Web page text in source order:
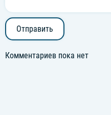
Отправить
Комментариев пока нет